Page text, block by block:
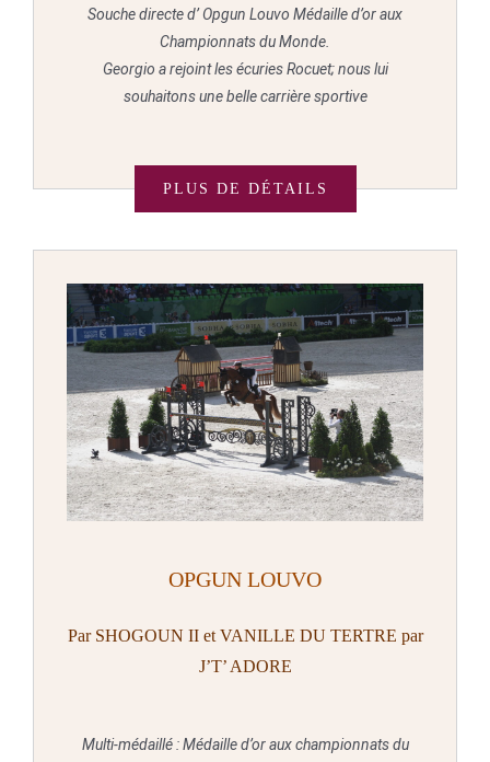
Souche directe d’ Opgun Louvo Médaille d’or aux
Championnats du Monde.
Georgio a rejoint les écuries Rocuet; nous lui
souhaitons une belle carrière sportive
PLUS DE DÉTAILS
OPGUN LOUVO
Par SHOGOUN II et VANILLE DU TERTRE par
J’T’ ADORE
Multi-médaillé : Médaille d’or aux championnats du